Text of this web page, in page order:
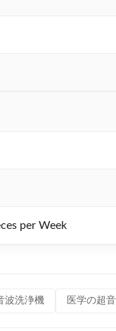
per Week
波洗浄機 医学の超